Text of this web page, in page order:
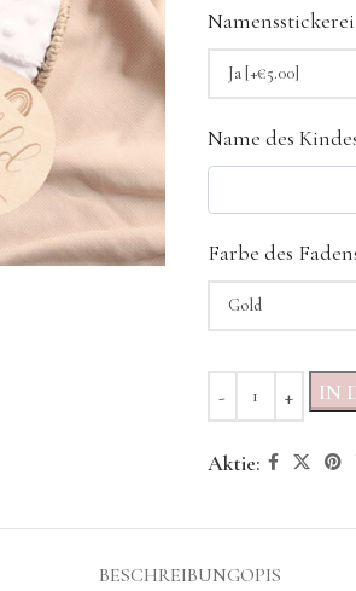
Namensstickerei
Name des
Farbe des
IN
Aktie:
BESCHREIBUNGOPIS